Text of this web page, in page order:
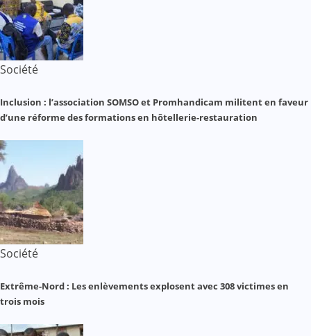
Société
Inclusion : l’association SOMSO et Promhandicam militent en faveur
d’une réforme des formations en hôtellerie-restauration
Société
Extrême-Nord : Les enlèvements explosent avec 308 victimes en
trois mois